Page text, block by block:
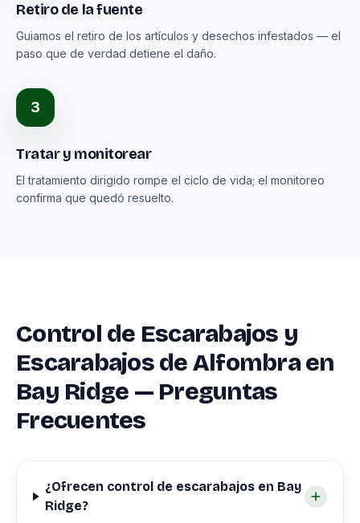
Retiro de la fuente
Guiamos el retiro de los artículos y desechos infestados — el
paso que de verdad detiene el daño.
3
Tratar y monitorear
El tratamiento dirigido rompe el ciclo de vida; el monitoreo
confirma que quedó resuelto.
Control de Escarabajos y
Escarabajos de Alfombra en
Bay Ridge — Preguntas
Frecuentes
¿Ofrecen control de escarabajos en Bay
Ridge?